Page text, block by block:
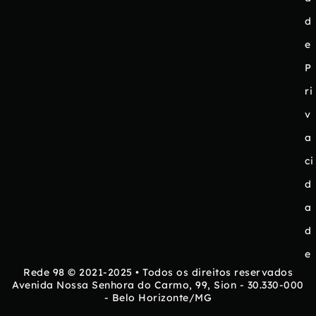
d
e
P
ri
v
a
ci
d
a
d
e
Rede 98 © 2021-2025 • Todos os direitos reservados
Avenida Nossa Senhora do Carmo, 99, Sion - 30.330-000
- Belo Horizonte/MG